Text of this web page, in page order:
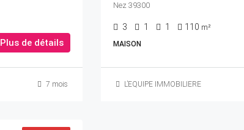
Plus de détails
7 mois
Nez 39300
3 1 1 110 m²
MAISON
L’EQUIPE IMMOBILIERE